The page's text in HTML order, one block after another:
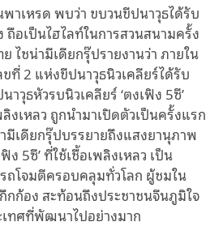
าเหรด พบว่า ขบวนขีปนาวุธได้รับ
ถือเป็นไฮไลท์ในการสวนสนามครั้ง
ไชน่ามีเดียกรุ๊ปรายงานว่า ภายใน
ที่ 2 แห่งขีปนาวุธนิวเคลียร์ได้รับ
วุธหัวรบนิวเคลียร์ ‘ตงเฟิง 5ซี’
งเหลว ถูกนำมาเปิดตัวเป็นครั้งแรก
มีเดียกรุ๊ปบรรยายถึงแสงยานุภาพ
ง 5ซี’ ที่ใช้เชื้อเพลิงเหลว เป็น
ถโจมตีครอบคลุมทั่วโลก ผู้ชมใน
ก้อง สะท้อนถึงประชาชนจีนภูมิใจ
ทศที่พัฒนาไปอย่างมาก